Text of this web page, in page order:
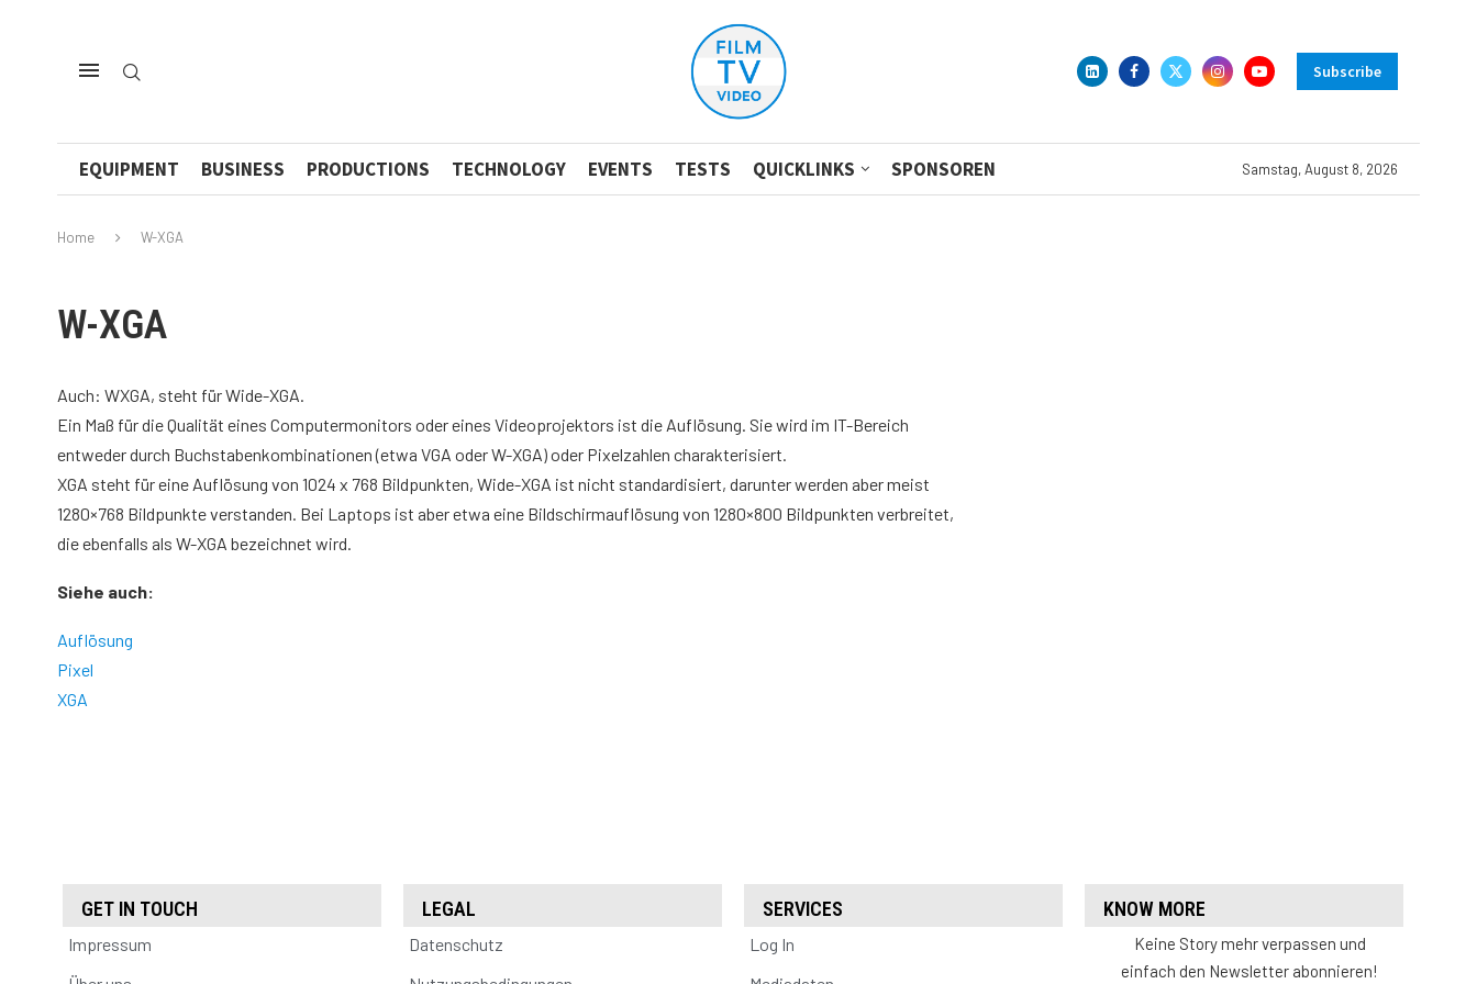
Subscribe
EQUIPMENT BUSINESS PRODUCTIONS TECHNOLOGY EVENTS TESTS QUICKLINKS SPONSOREN Samstag, August 8, 2026
Home W-XGA
W-XGA
Auch: WXGA, steht für Wide-XGA.
Ein Maß für die Qualität eines Computermonitors oder eines Videoprojektors ist die Auflösung. Sie wird im IT-Bereich
entweder durch Buchstabenkombinationen (etwa VGA oder W-XGA) oder Pixelzahlen charakterisiert.
XGA steht für eine Auflösung von 1024 x 768 Bildpunkten, Wide-XGA ist nicht standardisiert, darunter werden aber meist
1280×768 Bildpunkte verstanden. Bei Laptops ist aber etwa eine Bildschirmauflösung von 1280×800 Bildpunkten verbreitet,
die ebenfalls als W-XGA bezeichnet wird.
Siehe auch:
Auflösung
Pixel
XGA
GET IN TOUCH
Impressum
LEGAL
Datenschutz
SERVICES
Log In
KNOW MORE
Keine Story mehr verpassen und
einfach den Newsletter abonnieren!